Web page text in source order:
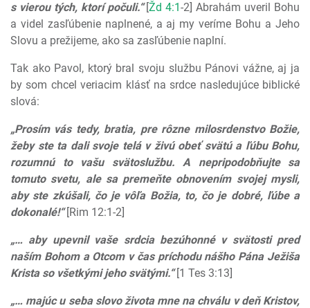
s vierou tých, ktorí počuli.“[Žd 4:1-2] Abrahám uveril Bohu
a videl zasľúbenie naplnené, a aj my veríme Bohu a Jeho
Slovu a prežijeme, ako sa zasľúbenie naplní.
Tak ako Pavol, ktorý bral svoju službu Pánovi vážne, aj ja
by som chcel veriacim klásť na srdce nasledujúce biblické
slová:
„Prosím vás tedy, bratia, pre rôzne milosrdenstvo Božie,
žeby ste ta dali svoje telá v živú obeť svätú a ľúbu Bohu,
rozumnú to vašu svätoslužbu. A nepripodobňujte sa
tomuto svetu, ale sa premeňte obnovením svojej mysli,
aby ste zkúšali, čo je vôľa Božia, to, čo je dobré, ľúbe a
dokonalé!“[Rim 12:1-2]
„… aby upevnil vaše srdcia bezúhonné v svätosti pred
naším Bohom a Otcom v čas príchodu nášho Pána Ježiša
Krista so všetkými jeho svätými.“[1 Tes 3:13]
„… majúc u seba slovo života mne na chválu v deň Kristov,